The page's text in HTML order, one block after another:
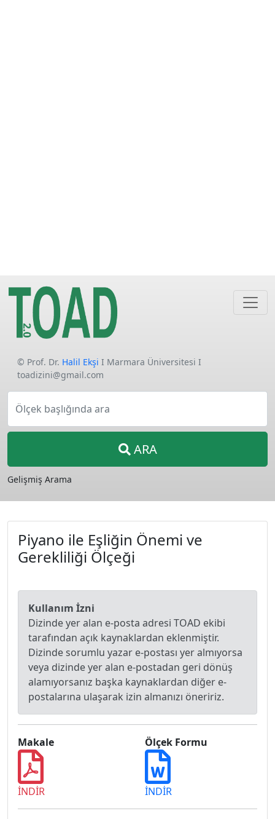
© Prof. Dr. Halil Ekşi I Marmara Üniversitesi I
toadizini@gmail.com
Ölçek başlığında ara
ARA
Gelişmiş Arama
Piyano ile Eşliğin Önemi ve
Gerekliliği Ölçeği
Kullanım İzni
Dizinde yer alan e-posta adresi TOAD ekibi
tarafından açık kaynaklardan eklenmiştir.
Dizinde sorumlu yazar e-postası yer almıyorsa
veya dizinde yer alan e-postadan geri dönüş
alamıyorsanız başka kaynaklardan diğer e-
postalarına ulaşarak izin almanızı öneririz.
Makale
İNDİR
Ölçek Formu
İNDİR